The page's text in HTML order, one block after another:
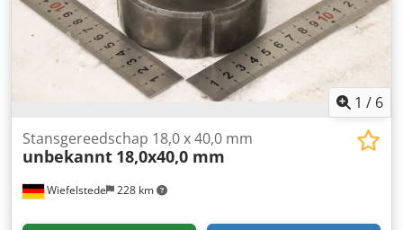
1 / 6
Wiefelstede 228 km
Stansgereedschap 18,0 x 40,0 mm
unbekannt 18,0x40,0 mm